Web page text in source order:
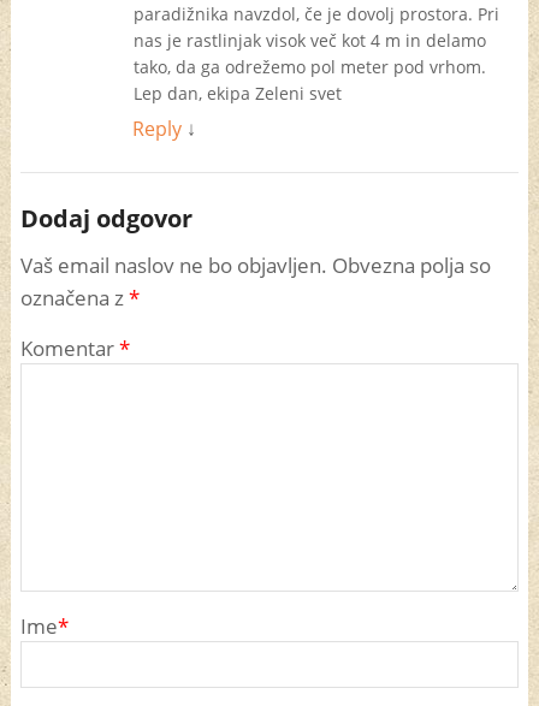
paradižnika navzdol, če je dovolj prostora. Pri
nas je rastlinjak visok več kot 4 m in delamo
tako, da ga odrežemo pol meter pod vrhom.
Lep dan, ekipa Zeleni svet
Reply ↓
Dodaj odgovor
Vaš email naslov ne bo objavljen. Obvezna polja so
označena z*
Komentar*
Ime*